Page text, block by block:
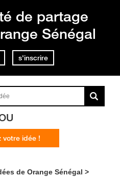
de partage
Sénégal
s'inscrire
votre idée !
de Orange Sénégal